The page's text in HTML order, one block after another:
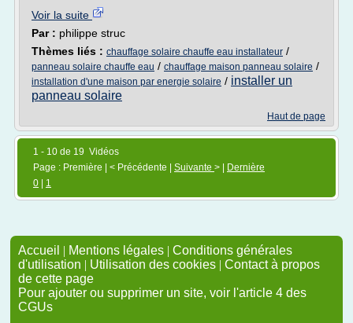
Voir la suite
Par : philippe struc
Thèmes liés : chauffage solaire chauffe eau installateur /
panneau solaire chauffe eau / chauffage maison panneau solaire /
installation d'une maison par energie solaire / installer un
panneau solaire
Haut de page
1 - 10 de 19 Vidéos
Page : Première | < Précédente | Suivante > |
Dernière
0
1
Accueil | Mentions légales | Conditions générales
d'utilisation | Utilisation des cookies | Contact à propos
de cette page
Pour ajouter ou supprimer un site, voir l'article 4 des
CGUs